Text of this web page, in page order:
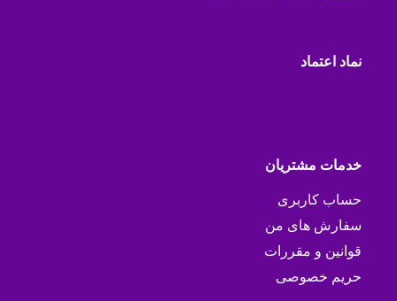
نماد اعتماد
خدمات مشتریان
حساب کاربری
سفارش های من
قوانین و مقررات
حریم خصوصی